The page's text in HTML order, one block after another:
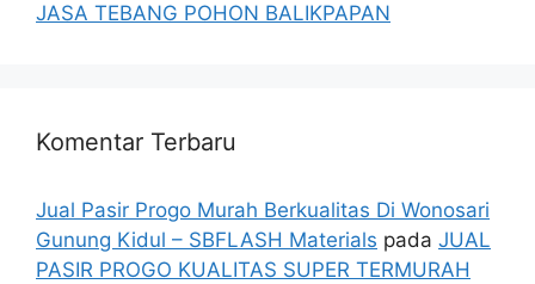
JASA TEBANG POHON BALIKPAPAN
Komentar Terbaru
Jual Pasir Progo Murah Berkualitas Di Wonosari
Gunung Kidul – SBFLASH Materials pada JUAL
PASIR PROGO KUALITAS SUPER TERMURAH